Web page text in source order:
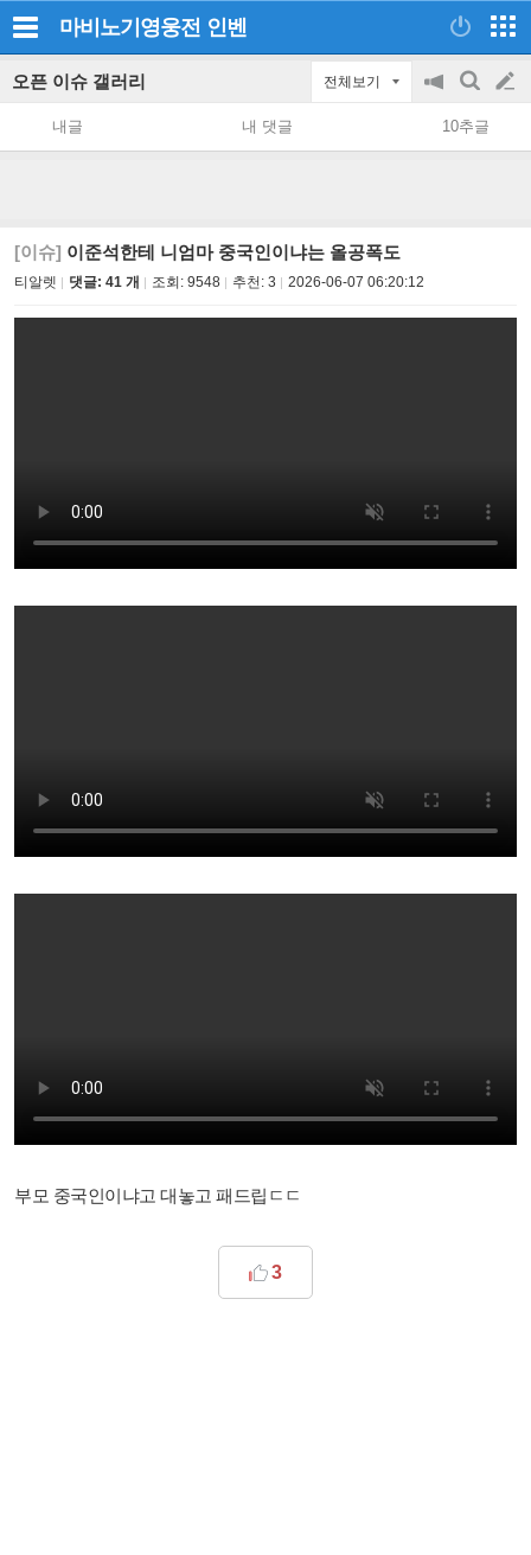
마비노기영웅전 인벤
오픈 이슈 갤러리 전체보기
공
지
on/off
검
색
글
쓰
내글 내 댓글 10추글
[이슈] 이준석한테 니엄마 중국인이냐는 올공폭도
티알렛 댓글: 41 개 조회: 9548 추천: 3 2026-06-07 06:20:12
부모 중국인이냐고 대놓고 패드립ㄷㄷ
3